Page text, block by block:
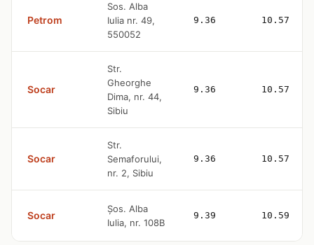
Petrom
Sos. Alba
Iulia nr. 49,
550052
9.36 10.57
Socar
Str.
Gheorghe
Dima, nr. 44,
Sibiu
9.36 10.57
Socar
Str.
Semaforului,
nr. 2, Sibiu
9.36 10.57
Socar
Șos. Alba
Iulia, nr. 108B
9.39 10.59